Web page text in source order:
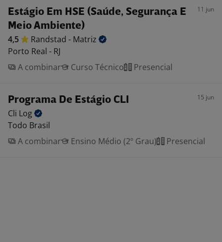
Estágio Em HSE (Saúde, Segurança E
Meio Ambiente)
11 jun
4,5 Randstad - Matriz
Porto Real - RJ
A combinar
Curso Técnico Presencial
Programa De Estágio CLI 15 jun
Cli Log
Todo Brasil
A combinar
Ensino Médio (2º Grau) Presencial